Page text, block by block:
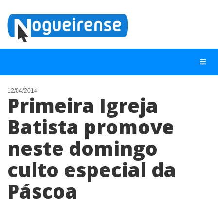
NOTÍCIAS
LISTA DIGITAL
TELEFONES ÚTEIS
CONTATO
ANUNCIE
12/04/2014
Primeira Igreja
Batista promove
neste domingo
culto especial da
Páscoa